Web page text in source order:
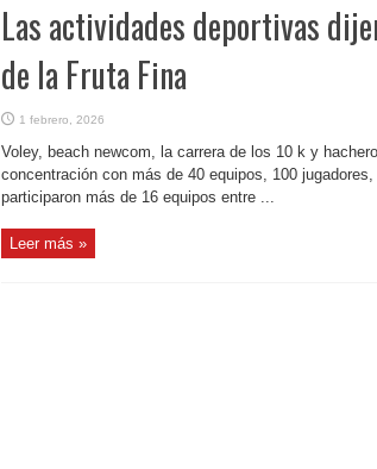
Las actividades deportivas
de la Fruta Fina
1 febrero, 2026
Voley, beach newcom, la carrera de los 10 k y
concentración con más de 40 equipos, 100
participaron más de 16 equipos entre ...
Leer más »